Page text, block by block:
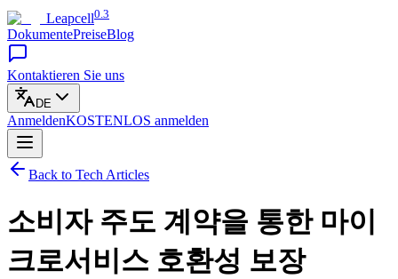
Leapcell0.3
DokumentePreiseBlog
Kontaktieren Sie uns
DE
AnmeldenKOSTENLOS anmelden
Back to Tech Articles
소비자 주도 계약을 통한 마이
크로서비스 호환성 보장